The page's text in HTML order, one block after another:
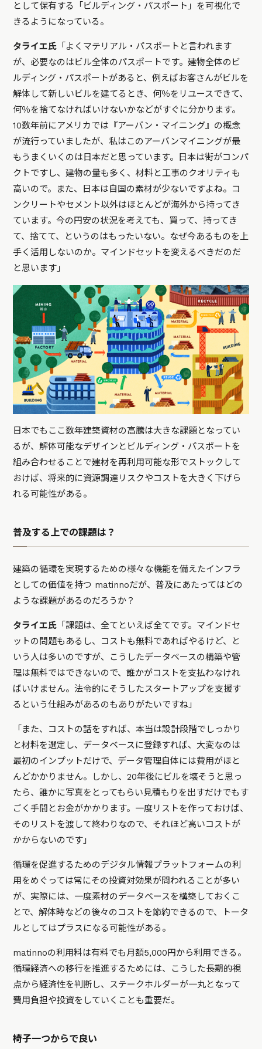
として保有する「ビルディング・パスポート」を可視化で
きるようになっている。
タライエ氏 「よくマテリアル・パスポートと言われます
が、必要なのはビル全体のパスポートです。建物全体のビ
ルディング・パスポートがあると、例えばお客さんがビルを
解体して新しいビルを建てるとき、何％をリユースできて、
何％を捨てなければいけないかなどがすぐに分かります。
10数年前にアメリカでは『アーバン・マイニング』の概念
が流行っていましたが、私はこのアーバンマイニングが最
もうまくいくのは日本だと思っています。日本は街がコンパ
クトですし、建物の量も多く、材料と工事のクオリティも
高いので。また、日本は自国の素材が少ないですよね。コ
ンクリートやセメント以外はほとんどが海外から持ってき
ています。今の円安の状況を考えても、買って、持ってき
て、捨てて、というのはもったいない。なぜ今あるものを上
手く活用しないのか。マインドセットを変えるべきだのだ
と思います」
日本でもここ数年建築資材の高騰は大きな課題となってい
るが、解体可能なデザインとビルディング・パスポートを
組み合わせることで建材を再利用可能な形でストックして
おけば、将来的に資源調達リスクやコストを大きく下げら
れる可能性がある。
普及する上での課題は？
建築の循環を実現するための様々な機能を備えたインフラ
としての価値を持つ matinnoだが、普及にあたってはどの
ような課題があるのだろうか？
タライエ氏 「課題は、全てといえば全てです。マインドセ
ットの問題もあるし、コストも無料であればやるけど、と
いう人は多いのですが、こうしたデータベースの構築や管
理は無料ではできないので、誰かがコストを支払わなけれ
ばいけません。法令的にそうしたスタートアップを支援す
るという仕組みがあるのもありがたいですね」
「また、コストの話をすれば、本当は設計段階でしっかり
と材料を選定し、データベースに登録すれば、大変なのは
最初のインプットだけで、データ管理自体には費用がほと
んどかかりません。しかし、20年後にビルを壊そうと思っ
たら、誰かに写真をとってもらい見積もりを出すだけでもす
ごく手間とお金がかかります。一度リストを作っておけば、
そのリストを渡して終わりなので、それほど高いコストが
かからないのです」
循環を促進するためのデジタル情報プラットフォームの利
用をめぐっては常にその投資対効果が問われることが多い
が、実際には、一度素材のデータベースを構築しておくこ
とで、解体時などの後々のコストを節約できるので、トータ
ルとしてはプラスになる可能性がある。
matinnoの利用料は有料でも月額5,000円から利用できる。
循環経済への移行を推進するためには、こうした長期的視
点から経済性を判断し、ステークホルダーが一丸となって
費用負担や投資をしていくことも重要だ。
椅子一つからで良い